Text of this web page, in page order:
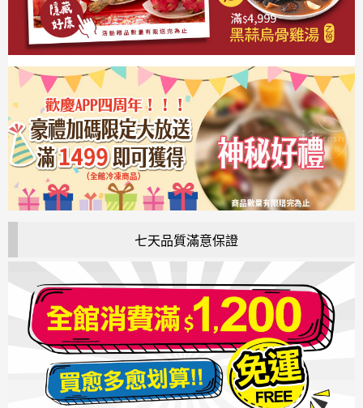
七天品質滿意保證